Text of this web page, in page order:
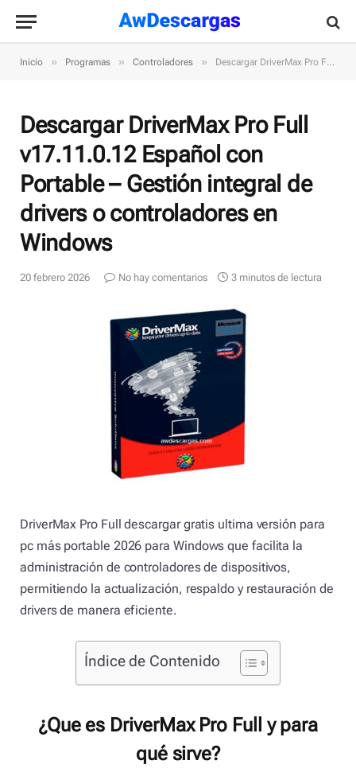
Inicio » Programas » Controladores » Descargar DriverMax Pro Full v17.11.0.12 Español con Portable – Gestión integral de drivers o controladores en Windows
Descargar DriverMax Pro Full
v17.11.0.12 Español con
Portable – Gestión integral de
drivers o controladores en
Windows
20 febrero 2026 No hay comentarios 3 minutos de lectura
DriverMax Pro Full descargar gratis ultima versión para
pc más portable 2026 para Windows que facilita la
administración de controladores de dispositivos,
permitiendo la actualización, respaldo y restauración de
drivers de manera eficiente.
Índice de Contenido
¿Que es DriverMax Pro Full y para
qué sirve?